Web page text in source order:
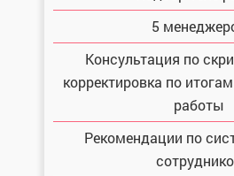
5
Консультация по
корректировка по
работы
Рекомендации по